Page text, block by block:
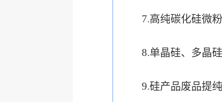
7.高纯碳化硅微
8.单晶硅、多晶
9.硅产品废品提